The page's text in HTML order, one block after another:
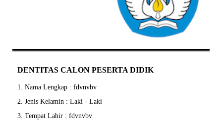
DENTITAS CALON PESERTA DIDIK
1. Nama Lengkap : fdvnvbv
2. Jenis Kelamin : Laki - Laki
3. Tempat Lahir : fdvnvbv